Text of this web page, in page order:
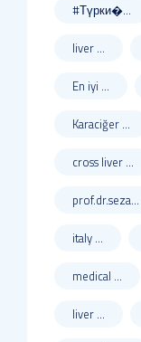
#Түрки�...
liver ...
En iyi ...
Karaciğer ...
cross liver ...
prof.dr.seza...
italy ...
medical ...
liver ...